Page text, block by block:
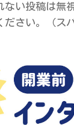
ない投稿は無
ださい。（ス